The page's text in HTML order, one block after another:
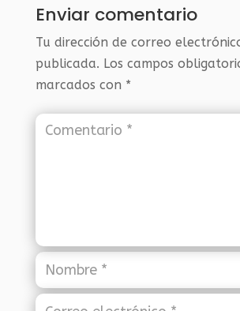
Enviar comentario
Tu dirección de correo
publicada. Los campos
marcados con *